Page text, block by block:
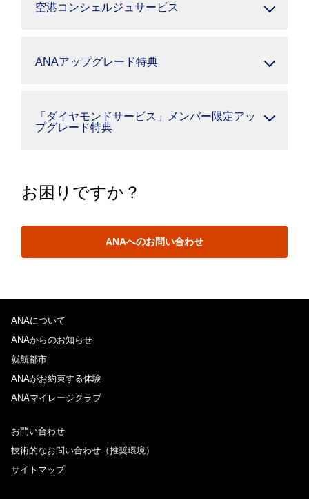
空港コンシェルジュサービス
ANAアップグレード特典
「ダイヤモンドサービス」メンバー限定アッ
プグレード特典
お困りですか？
ANAへのお問い合わせ
ANAについて
ANAからのお知らせ
就航都市
ANAがお約束する体験
ANAマイレージクラブ
お問い合わせ
技術的なお問い合わせ（推奨環境）
サイトマップ